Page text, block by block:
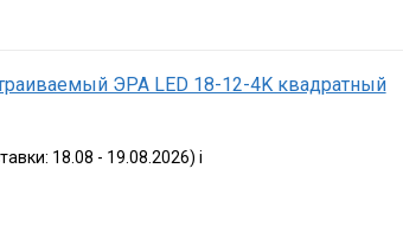
ЭРА LED 18-12-4K квадратный
18.08 - 19.08.2026) i